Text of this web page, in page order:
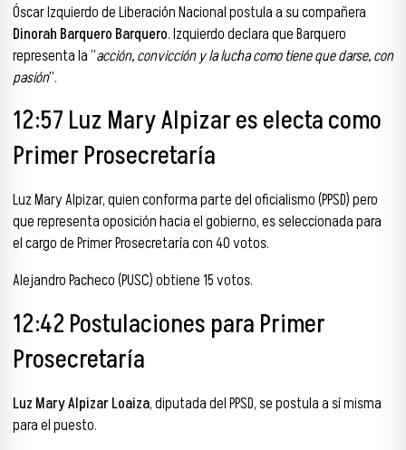
Óscar Izquierdo de Liberación Nacional postula a su compañera
Dinorah Barquero Barquero. Izquierdo declara que Barquero
representa la “acción, convicción y la lucha como tiene que darse, con
pasión”.
12:57 Luz Mary Alpizar es electa como
Primer Prosecretaría
Luz Mary Alpizar, quien conforma parte del oficialismo (PPSD) pero
que representa oposición hacia el gobierno, es seleccionada para
el cargo de Primer Prosecretaría con 40 votos.
Alejandro Pacheco (PUSC) obtiene 15 votos.
12:42 Postulaciones para Primer
Prosecretaría
Luz Mary Alpizar Loaiza, diputada del PPSD, se postula a sí misma
para el puesto.